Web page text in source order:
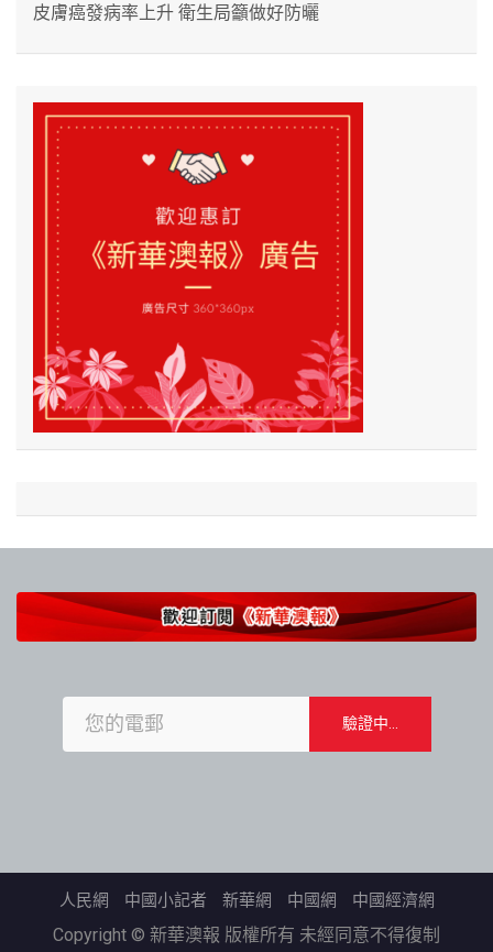
皮膚癌發病率上升 衛生局籲做好防曬
人民網 中國小記者 新華網 中國網 中國經濟網
Copyright © 新華澳報 版權所有 未經同意不得復制